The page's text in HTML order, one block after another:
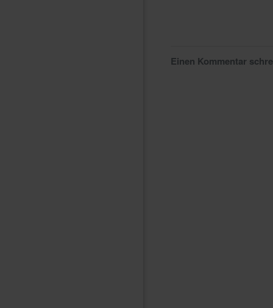
Einen Kommentar